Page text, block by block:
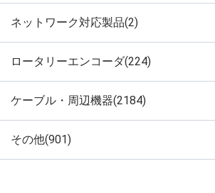
ネットワーク対応製品(2)
ロータリーエンコーダ(224)
ケーブル・周辺機器(2184)
その他(901)